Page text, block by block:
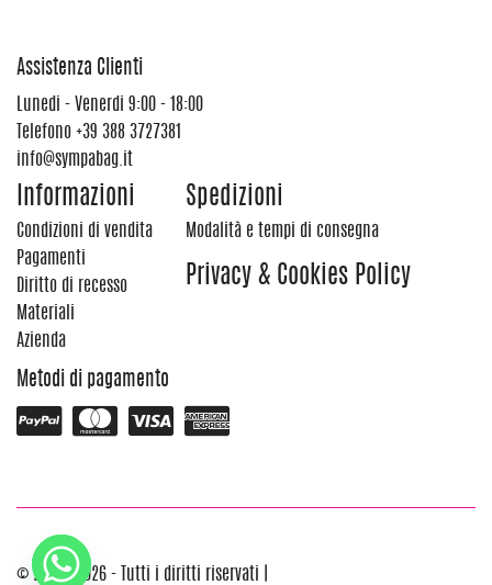
Assistenza Clienti
Lunedi - Venerdi 9:00 - 18:00
Telefono +39 388 3727381
info@sympabag.it
Informazioni
Condizioni di vendita
Pagamenti
Diritto di recesso
Materiali
Azienda
Spedizioni
Modalità e tempi di consegna
Privacy & Cookies Policy
Metodi di pagamento
© 2012 - 2026 - Tutti i diritti riservati |